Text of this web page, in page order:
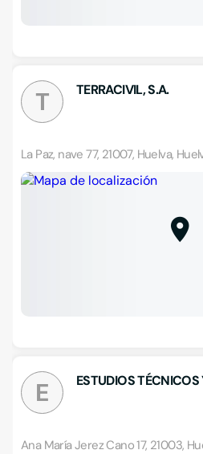
T TERRACIVIL, S.A.
La Paz, nave 77, 21007, Huelva,
E ESTUDIOS
Ana María Jerez Cano 17, 21003,